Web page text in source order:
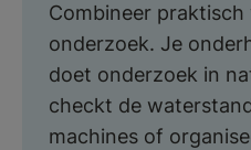
Combineer praktisch
onderzoek. Je
doet onderzoek in
checkt de
machines of